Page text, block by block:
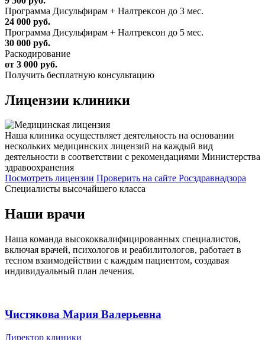
Программа Дисульфирам + Налтрексон до 3 мес.
24 000 руб.
Программа Дисульфирам + Налтрексон до 5 мес.
30 000 руб.
Раскодирование
от 3 000 руб.
Получить бесплатную консультацию
Лицензии клиники
Наша клиника осуществляет деятельность на основании
нескольких медицинских лицензий на каждый вид
деятельности в соответствии с рекомендациями Министерства
здравоохранения
Посмотреть лицензии Проверить на сайте Росздравнадзора
Специалисты высочайшего класса
Наши врачи
Наша команда высококвалифицированных специалистов,
включая врачей, психологов и реабилитологов, работает в
тесном взаимодействии с каждым пациентом, создавая
индивидуальный план лечения.
Чистякова Мария Валерьевна
Директор клиники